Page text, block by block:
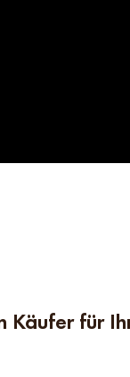
Käufer für